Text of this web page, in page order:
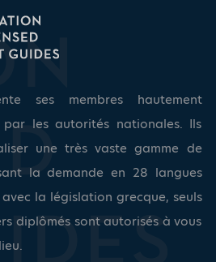
ses membres hautement
les autorités nationales. Ils
une très vaste gamme de
la demande en 28 langues
la législation grecque, seuls
diplômés sont autorisés à vous